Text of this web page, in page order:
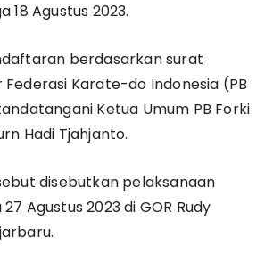
18 Agustus 2023.
berdasarkan surat
Federasi Karate-do Indonesia (PB
Ketua Umum PB Forki
Hadi Tjahjanto.
disebutkan pelaksanaan
Agustus 2023 di GOR Rudy